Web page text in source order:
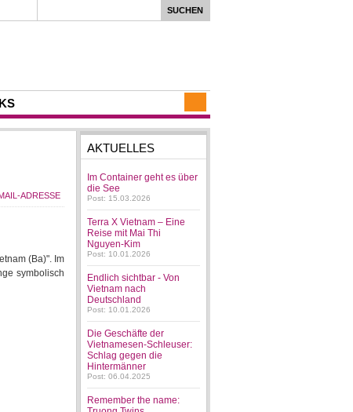
(Ba)". Im
symbolisch
AKTUELLES
Im Container geht es über
die See
Post: 15.03.2026
Terra X Vietnam – Eine
Reise mit Mai Thi
Nguyen-Kim
Post: 10.01.2026
Endlich sichtbar - Von
Vietnam nach
Deutschland
Post: 10.01.2026
Die Geschäfte der
Vietnamesen-Schleuser:
Schlag gegen die
Hintermänner
Post: 06.04.2025
Remember the name: